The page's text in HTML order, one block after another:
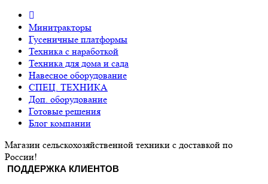
Минитракторы
Гусеничные платформы
Техника с наработкой
Техника для дома и сада
Навесное оборудование
СПЕЦ. ТЕХНИКА
Доп. оборудование
Готовые решения
Блог компании
Магазин сельскохозяйственной техники с доставкой по
России!
ПОДДЕРЖКА КЛИЕНТОВ